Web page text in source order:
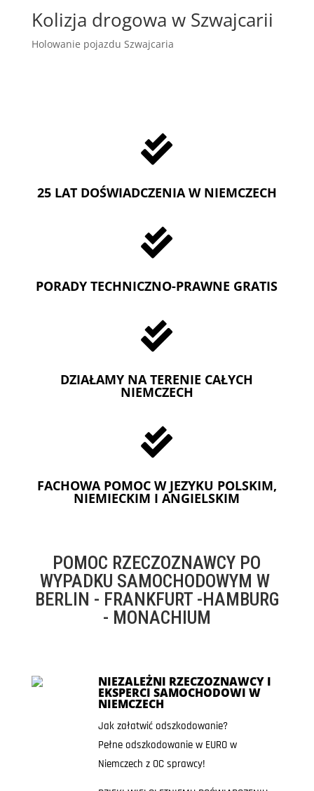
Kolizja drogowa w Szwajcarii
Holowanie pojazdu Szwajcaria

25 LAT DOŚWIADCZENIA W NIEMCZECH

PORADY TECHNICZNO-PRAWNE GRATIS

DZIAŁAMY NA TERENIE CAŁYCH
NIEMCZECH

FACHOWA POMOC W JEZYKU POLSKIM,
NIEMIECKIM I ANGIELSKIM
POMOC RZECZOZNAWCY PO
WYPADKU SAMOCHODOWYM W
BERLIN - FRANKFURT -HAMBURG
- MONACHIUM
NIEZALEŻNI RZECZOZNAWCY I
EKSPERCI SAMOCHODOWI W
NIEMCZECH
Jak załatwić odszkodowanie?
Pełne odszkodowanie w EURO w
Niemczech z OC sprawcy!